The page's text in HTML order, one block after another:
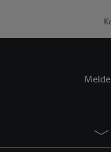
Hierzu wird von uns
Adresse in
Zudem erlauben Sie
Wenn das der Fall ist,
Kundenkonto-
verwenden, um Sie
Insbesondere können
werden, damit wir
Nutzung der Utiq-